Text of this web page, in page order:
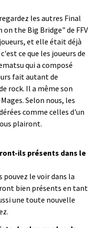
les autres Final
on the Big Bridge" de FFV
et elle était déjà
ce que les joueurs de
qui a composé
fait autant de
rock. Il a même son
Selon nous, les
comme celles d'un
plairont.
ils présents dans le
pouvez le voir dans la
bien présents en tant
une toute nouvelle